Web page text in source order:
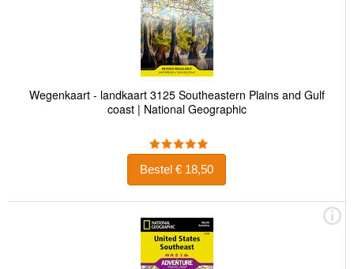
Wegenkaart - landkaart 3125 Southeastern Plains and Gulf
coast | National Geographic
Bestel € 18,50